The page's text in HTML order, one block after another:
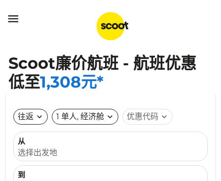

Scoot廉价航班 - 航班优惠
低至1,308元*
往返 expand_more 1 单人, 经济舱 expand_more 优惠代码 expand_more
从
选择出发地
到